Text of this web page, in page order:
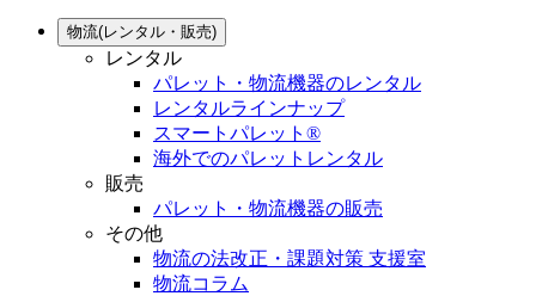
物流(レンタル・販売)
レンタル
パレット・物流機器のレンタル
レンタルラインナップ
スマートパレット®
海外でのパレットレンタル
販売
パレット・物流機器の販売
その他
物流の法改正・課題対策 支援室
物流コラム